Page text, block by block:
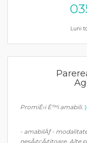
Luni
PromiÈ›i È™i amabili.
- amabilÄƒ -
nesÃ¢cÃ¢itoare. Alte